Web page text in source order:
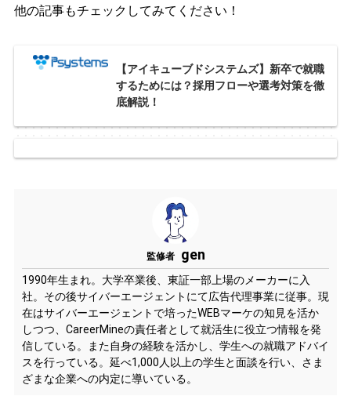
他の記事もチェックしてみてください！
【アイキューブドシステムズ】新卒で就職
するためには？採用フローや選考対策を徹
底解説！
監修者 gen
1990年生まれ。大学卒業後、東証一部上場のメーカーに入
社。その後サイバーエージェントにて広告代理事業に従事。現
在はサイバーエージェントで培ったWEBマーケの知見を活か
しつつ、CareerMineの責任者として就活生に役立つ情報を発
信している。また自身の経験を活かし、学生への就職アドバイ
スを行っている。延べ1,000人以上の学生と面談を行い、さま
ざまな企業への内定に導いている。